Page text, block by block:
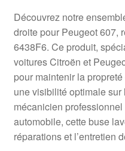
Livraison internationale
Mon compte
Paiements
Panier
Plainte
Découvrez notre
droite pour Peugeot 607,
6438F6. Ce produit,
voitures Citroën et
pour maintenir la
une visibilité optimale
mécanicien
automobile, cette buse
réparations et l’entretien